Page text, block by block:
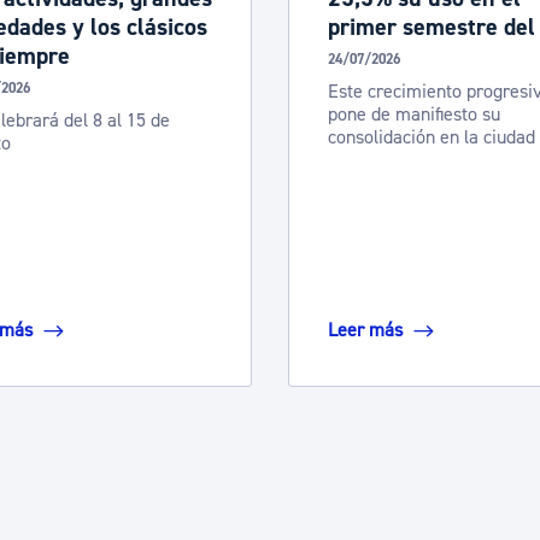
y los clásicos
del 8 al 15 de
primer semestre del
24/07/2026
Este crecimiento
pone de manifiesto su
consolidación en la ciudad
Leer más